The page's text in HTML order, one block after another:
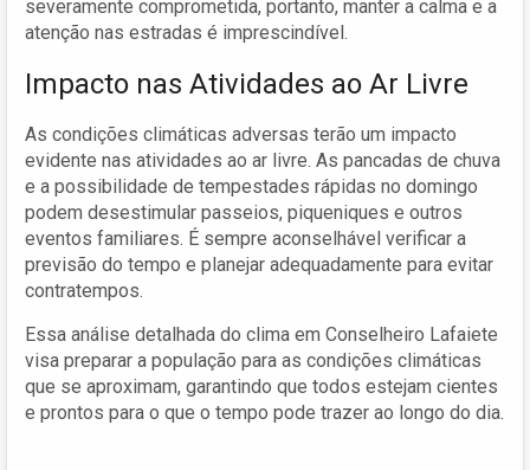
severamente comprometida, portanto, manter a calma e a
atenção nas estradas é imprescindível.
Impacto nas Atividades ao Ar Livre
As condições climáticas adversas terão um impacto
evidente nas atividades ao ar livre. As pancadas de chuva
e a possibilidade de tempestades rápidas no domingo
podem desestimular passeios, piqueniques e outros
eventos familiares. É sempre aconselhável verificar a
previsão do tempo e planejar adequadamente para evitar
contratempos.
Essa análise detalhada do clima em Conselheiro Lafaiete
visa preparar a população para as condições climáticas
que se aproximam, garantindo que todos estejam cientes
e prontos para o que o tempo pode trazer ao longo do dia.